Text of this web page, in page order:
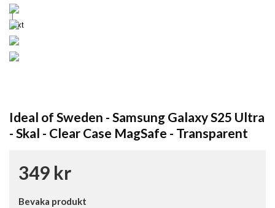
Next
Ideal of Sweden - Samsung Galaxy S25 Ultra
- Skal - Clear Case MagSafe - Transparent
349 kr
Bevaka produkt